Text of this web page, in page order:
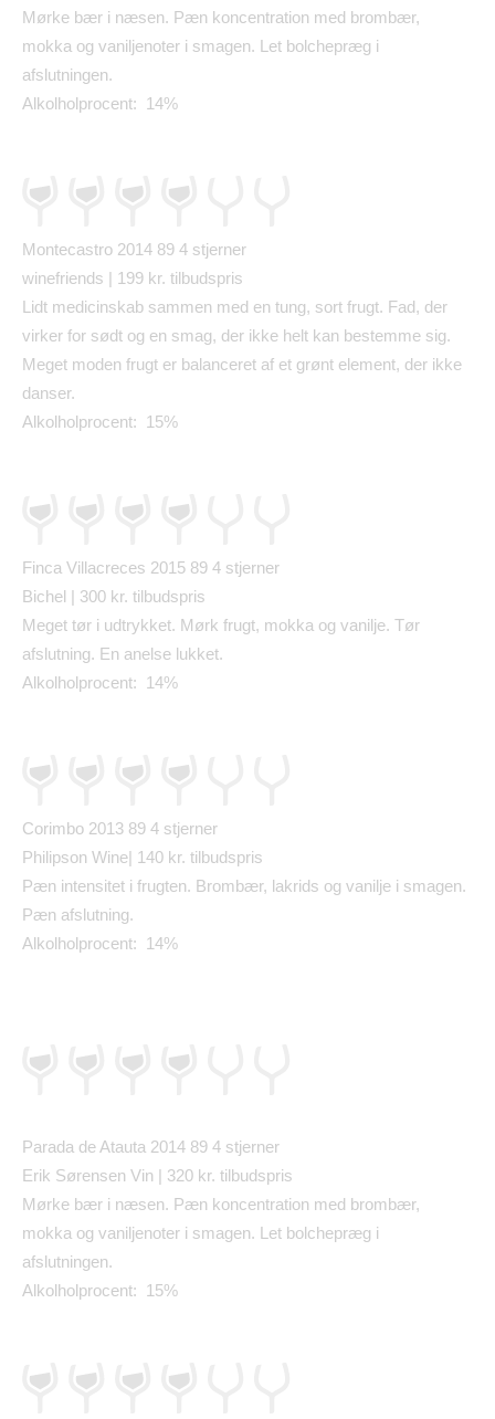
Mørke bær i næsen. Pæn koncentration med brombær,
mokka og vaniljenoter i smagen. Let bolchepræg i
afslutningen.
Alkolholprocent: 14%
Montecastro 2014 89 4 stjerner
winefriends | 199 kr. tilbudspris
Lidt medicinskab sammen med en tung, sort frugt. Fad, der
virker for sødt og en smag, der ikke helt kan bestemme sig.
Meget moden frugt er balanceret af et grønt element, der ikke
danser.
Alkolholprocent: 15%
Finca Villacreces 2015 89 4 stjerner
Bichel | 300 kr. tilbudspris
Meget tør i udtrykket. Mørk frugt, mokka og vanilje. Tør
afslutning. En anelse lukket.
Alkolholprocent: 14%
Corimbo 2013 89 4 stjerner
Philipson Wine| 140 kr. tilbudspris
Pæn intensitet i frugten. Brombær, lakrids og vanilje i smagen.
Pæn afslutning.
Alkolholprocent: 14%
Parada de Atauta 2014 89 4 stjerner
Erik Sørensen Vin | 320 kr. tilbudspris
Mørke bær i næsen. Pæn koncentration med brombær,
mokka og vaniljenoter i smagen. Let bolchepræg i
afslutningen.
Alkolholprocent: 15%